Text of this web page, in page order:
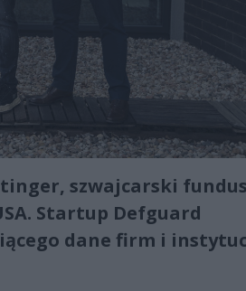
szwajcarski
Startup Defguard
dane firm i